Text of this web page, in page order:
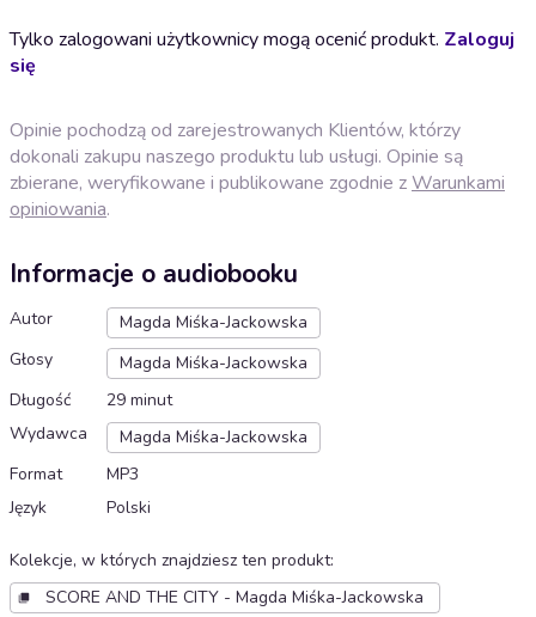
Tylko zalogowani użytkownicy mogą ocenić produkt. Zaloguj
się
Opinie pochodzą od zarejestrowanych Klientów, którzy
dokonali zakupu naszego produktu lub usługi. Opinie są
zbierane, weryfikowane i publikowane zgodnie zWarunkami
opiniowania.
Informacje o audiobooku
Autor
Magda Miśka-Jackowska
Głosy
Magda Miśka-Jackowska
Długość
29 minut
Wydawca
Magda Miśka-Jackowska
Format
MP3
Język
Polski
Kolekcje, w których znajdziesz ten produkt:
SCORE AND THE CITY - Magda Miśka-Jackowska